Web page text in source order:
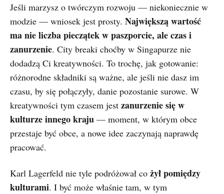
Jeśli marzysz o twórczym rozwoju — niekoniecznie w
modzie — wniosek jest prosty. Największą wartość
ma nie liczba pieczątek w paszporcie, ale czas i
zanurzenie. City breaki choćby w Singapurze nie
dodadzą Ci kreatywności. To trochę, jak gotowanie:
różnorodne składniki są ważne, ale jeśli nie dasz im
czasu, by się połączyły, danie pozostanie surowe. W
kreatywności tym czasem jest zanurzenie się w
kulturze innego kraju — moment, w którym obce
przestaje być obce, a nowe idee zaczynają naprawdę
pracować.
Karl Lagerfeld nie tyle podróżował co żył pomiędzy
kulturami. I być może właśnie tam, w tym